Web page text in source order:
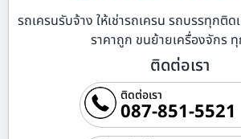
รถเครนรับจ้าง ให้เช่ารถเครน รถบรรทุกติ
ราคาถูก ขนย้ายเครื่องจักร
ติดต่อเรา
ติดต่อเรา
087-851-5521